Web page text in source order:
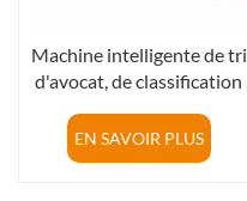
Machine intelligente de tri
d'avocat, de classification
d'apparence
EN SAVOIR PLUS